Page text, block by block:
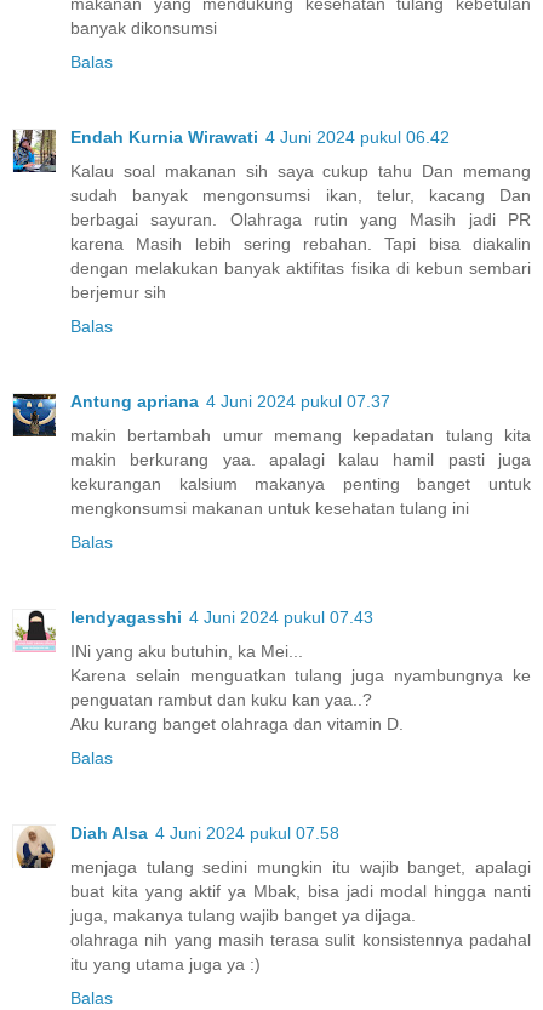
makanan yang mendukung kesehatan tulang kebetulan
banyak dikonsumsi
Balas
Endah Kurnia Wirawati 4 Juni 2024 pukul 06.42
Kalau soal makanan sih saya cukup tahu Dan memang
sudah banyak mengonsumsi ikan, telur, kacang Dan
berbagai sayuran. Olahraga rutin yang Masih jadi PR
karena Masih lebih sering rebahan. Tapi bisa diakalin
dengan melakukan banyak aktifitas fisika di kebun sembari
berjemur sih
Balas
Antung apriana 4 Juni 2024 pukul 07.37
makin bertambah umur memang kepadatan tulang kita
makin berkurang yaa. apalagi kalau hamil pasti juga
kekurangan kalsium makanya penting banget untuk
mengkonsumsi makanan untuk kesehatan tulang ini
Balas
lendyagasshi 4 Juni 2024 pukul 07.43
INi yang aku butuhin, ka Mei...
Karena selain menguatkan tulang juga nyambungnya ke
penguatan rambut dan kuku kan yaa..?
Aku kurang banget olahraga dan vitamin D.
Balas
Diah Alsa 4 Juni 2024 pukul 07.58
menjaga tulang sedini mungkin itu wajib banget, apalagi
buat kita yang aktif ya Mbak, bisa jadi modal hingga nanti
juga, makanya tulang wajib banget ya dijaga.
olahraga nih yang masih terasa sulit konsistennya padahal
itu yang utama juga ya :)
Balas